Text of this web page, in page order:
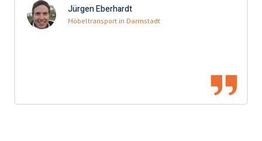
Jürgen Eberhardt
Möbeltransport in Darmstadt